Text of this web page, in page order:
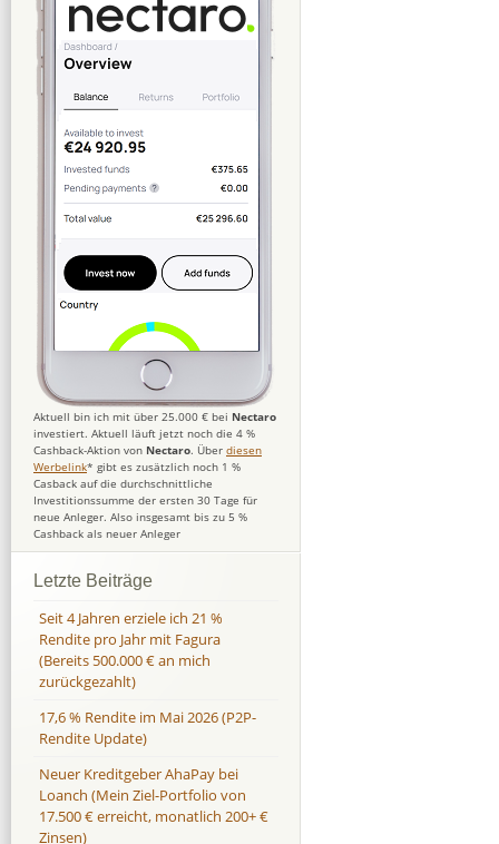
Aktuell bin ich mit über 25.000 € bei Nectaro
investiert. Aktuell läuft jetzt noch die 4 %
Cashback-Aktion von Nectaro. Über diesen
Werbelink* gibt es zusätzlich noch 1 %
Casback auf die durchschnittliche
Investitionssumme der ersten 30 Tage für
neue Anleger. Also insgesamt bis zu 5 %
Cashback als neuer Anleger
Letzte Beiträge
Seit 4 Jahren erziele ich 21 %
Rendite pro Jahr mit Fagura
(Bereits 500.000 € an mich
zurückgezahlt)
17,6 % Rendite im Mai 2026 (P2P-
Rendite Update)
Neuer Kreditgeber AhaPay bei
Loanch (Mein Ziel-Portfolio von
17.500 € erreicht, monatlich 200+ €
Zinsen)